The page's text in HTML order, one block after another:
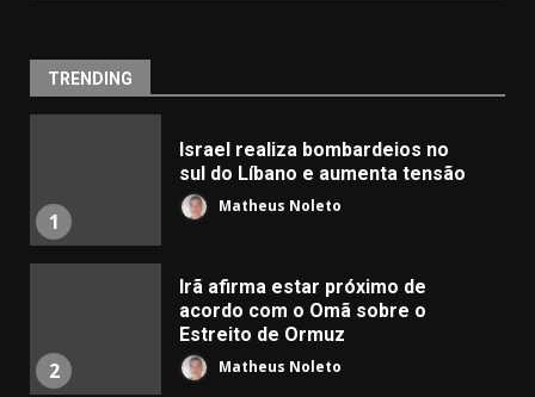
TRENDING
1
Israel realiza bombardeios no
sul do Líbano e aumenta tensão
Matheus Noleto
2
Irã afirma estar próximo de
acordo com o Omã sobre o
Estreito de Ormuz
Matheus Noleto